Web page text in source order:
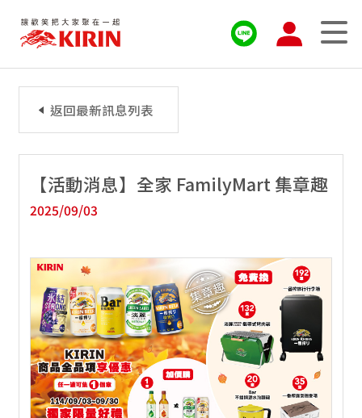
【活動消息】全家 FamilyMart 集章趣
2025/09/03
返回最新訊息列表